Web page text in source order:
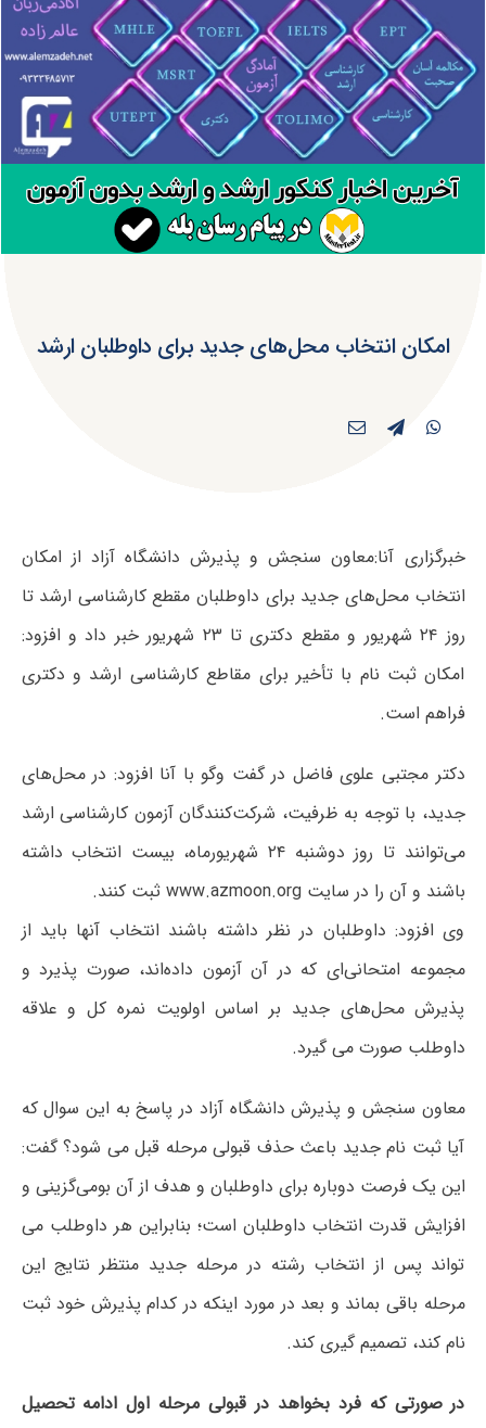
امکان انتخاب محل‌‌های جدید برای داوطلبان ارشد
خبرگزاری آنا:معاون سنجش و پذیرش دانشگاه آزاد از امکان
انتخاب محل‌های جدید برای داوطلبان مقطع کارشناسی ارشد تا
روز ۲۴ شهریور و مقطع دکتری تا ۲۳ شهریور خبر داد و افزود:
امکان ثبت نام با تأخیر برای مقاطع کارشناسی ارشد و دکتری
فراهم است.
دکتر مجتبی علوی فاضل در گفت وگو با آنا افزود: در محل‌های
جدید، با توجه به ظرفیت، شرکت‌کنندگان آزمون کارشناسی ارشد
می‌توانند تا روز دوشنبه ۲۴ شهریورماه، بیست انتخاب داشته
باشند و آن را در سایت www.azmoon.org ثبت کنند.
وی افزود: داوطلبان در نظر داشته باشند انتخاب آنها باید از
مجموعه امتحانی‌ای که در آن آزمون داده‌اند، صورت پذیرد و
پذیرش محل‌های جدید بر اساس اولویت نمره کل و علاقه
داوطلب صورت می گیرد.
معاون سنجش و پذیرش دانشگاه آزاد در پاسخ به این سوال که
آیا ثبت نام جدید باعث حذف قبولی مرحله قبل می شود؟ گفت:
این یک فرصت دوباره برای داوطلبان و هدف از آن بومی‌گزینی و
افزایش قدرت انتخاب داوطلبان است؛ بنابراین هر داوطلب می
تواند پس از انتخاب رشته در مرحله جدید منتظر نتایج این
مرحله باقی بماند و بعد در مورد اینکه در کدام پذیرش خود ثبت
نام کند، تصمیم گیری کند.
در صورتی که فرد بخواهد در قبولی مرحله اول ادامه تحصیل